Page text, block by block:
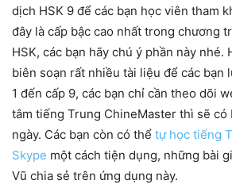
dịch HSK 9 để các bạn học viên tham
đây là cấp bậc cao nhất trong chương
HSK, các bạn hãy chú ý phần này nhé.
biên soạn rất nhiều tài liệu để các bạn
1 đến cấp 9, các bạn chỉ cần theo dõi
tâm tiếng Trung ChineMaster thì sẽ có
ngày. Các bạn còn có thể tự học tiếng
Skype một cách tiện dụng, những bài
Vũ chia sẻ trên ứng dụng này.